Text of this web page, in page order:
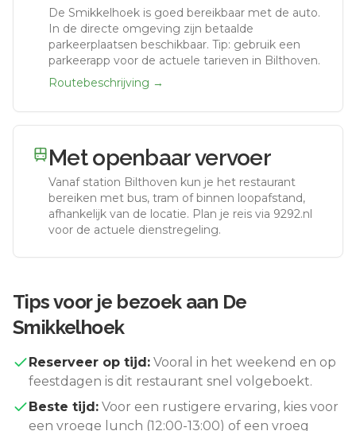
De Smikkelhoek is goed bereikbaar met de auto.
In de directe omgeving zijn betaalde
parkeerplaatsen beschikbaar. Tip: gebruik een
parkeerapp voor de actuele tarieven in Bilthoven.
Routebeschrijving →
Met openbaar vervoer
Vanaf station Bilthoven kun je het restaurant
bereiken met bus, tram of binnen loopafstand,
afhankelijk van de locatie. Plan je reis via 9292.nl
voor de actuele dienstregeling.
Tips voor je bezoek aan De
Smikkelhoek
Reserveer op tijd: Vooral in het weekend en op
feestdagen is dit restaurant snel volgeboekt.
Beste tijd: Voor een rustigere ervaring, kies voor
een vroege lunch (12:00-13:00) of een vroeg